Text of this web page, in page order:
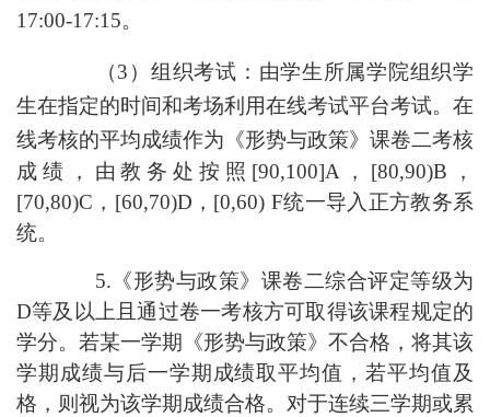
17:00-17:15。
（3）组织考试：由学生所属学院组织学
生在指定的时间和考场利用在线考试平台考试。在
线考核的平均成绩作为 《形势与政策》 课卷二考核
成绩， 由教务处 按照 [90,100]A，[80,90)B，
[70,80)C，[60,70)D，[0,60) F统一导入正方教务系
统。
5. 《形势与政策》 课卷二综合评定等级为
D等及以上且通过卷一考核方可取得该课程规定的
学分。 若某一学期 《形势与政策》 不合格，将其该
学期成绩与后一学期成绩取平均值，若平均值及
格，则视为该学期成绩合格。 对于连续三学期或累